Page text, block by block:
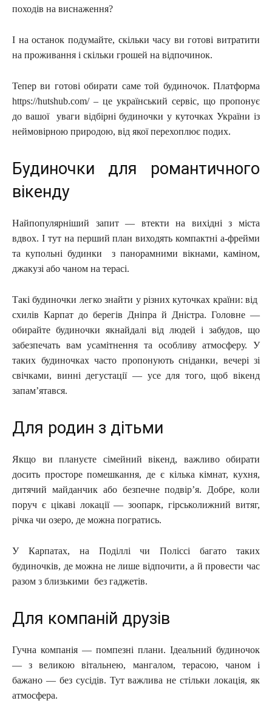
походів на виснаження?
І на останок подумайте, скільки часу ви готові витратити
на проживання і скільки грошей на відпочинок.
Тепер ви готові обирати саме той будиночок. Платформа
https://hutshub.com/ – це український сервіс, що пропонує
до вашої уваги відбірні будиночки у куточках України із
неймовірною природою, від якої перехоплює подих.
Будиночки для романтичного
вікенду
Найпопулярніший запит — втекти на вихідні з міста
вдвох. І тут на перший план виходять компактні а-фрейми
та купольні будинки з панорамними вікнами, каміном,
джакузі або чаном на терасі.
Такі будиночки легко знайти у різних куточках країни: від
схилів Карпат до берегів Дніпра й Дністра. Головне —
обирайте будиночки якнайдалі від людей і забудов, що
забезпечать вам усамітнення та особливу атмосферу. У
таких будиночках часто пропонують сніданки, вечері зі
свічками, винні дегустації — усе для того, щоб вікенд
запам’ятався.
Для родин з дітьми
Якщо ви плануєте сімейний вікенд, важливо обирати
досить просторе помешкання, де є кілька кімнат, кухня,
дитячий майданчик або безпечне подвір’я. Добре, коли
поруч є цікаві локації — зоопарк, гірськолижний витяг,
річка чи озеро, де можна погратись.
У Карпатах, на Поділлі чи Поліссі багато таких
будиночків, де можна не лише відпочити, а й провести час
разом з близькими без гаджетів.
Для компаній друзів
Гучна компанія — помпезні плани. Ідеальний будиночок
— з великою вітальнею, мангалом, терасою, чаном і
бажано — без сусідів. Тут важлива не стільки локація, як
атмосфера.